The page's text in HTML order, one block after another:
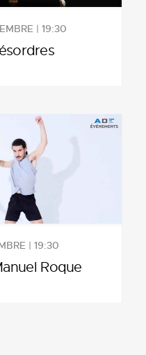
| 19:30
| 19:30
Roque